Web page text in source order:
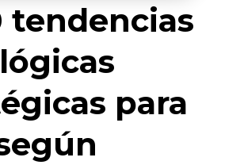
tendencias
para